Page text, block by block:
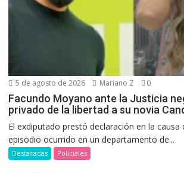
5 de agosto de 2026 Mariano Z 0
Facundo Moyano ante la Justicia
privado de la libertad a su novia
El exdiputado prestó declaración en la causa
episodio ocurrido en un departamento de...
Destacadas Policiales